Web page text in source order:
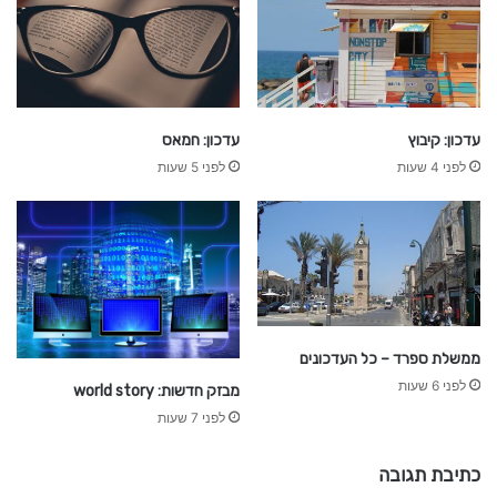
כ
ל
ה
ח
ש
ו
ס
פ
ו
ל
עדכון: קיבוץ
לפני 4 שעות
עדכון: חמאס
לפני 5 שעות
ממשלת ספרד – כל העדכונים
לפני 6 שעות מבזק חדשות: world story
לפני 7 שעות
כתיבת תגובה